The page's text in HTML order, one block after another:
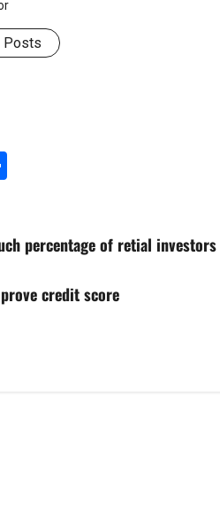
Posts
percentage of retial investors
credit score